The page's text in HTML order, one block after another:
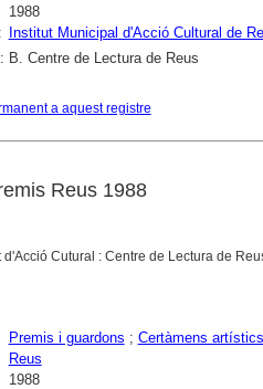
1988
Institut Municipal d'Acció Cultural de
B. Centre de Lectura de Reus
a aquest registre
Reus 1988
d'Acció Cutural : Centre de Lectura de
Premis i guardons ; Certàmens artístics
Reus
1988